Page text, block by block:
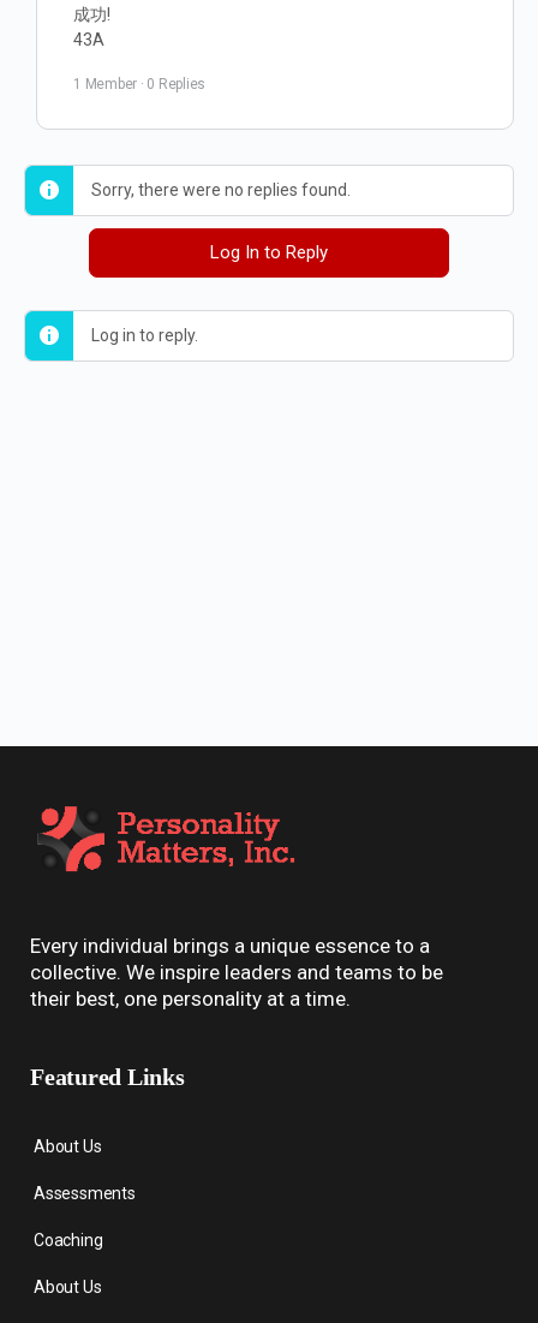
成功!
43A
1 Member · 0 Replies
Sorry, there were no replies found.
Log In to Reply
Log in to reply.
Every individual brings a unique essence to a
collective. We inspire leaders and teams to be
their best, one personality at a time.
Featured Links
About Us
Assessments
Coaching
About Us